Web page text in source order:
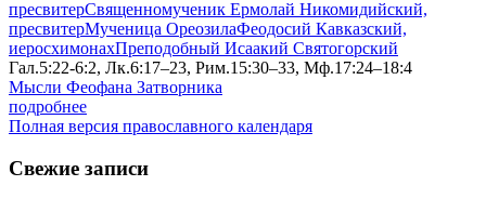
пресвитерСвященномученик Ермолай Никомидийский,
пресвитерМученица ОреозилаФеодосий Кавказский,
иеросхимонахПреподобный Исаакий Святогорский
Гал.5:22-6:2, Лк.6:17–23, Рим.15:30–33, Мф.17:24–18:4
Мысли Феофана Затворника
подробнее
Полная версия православного календаря
Свежие записи